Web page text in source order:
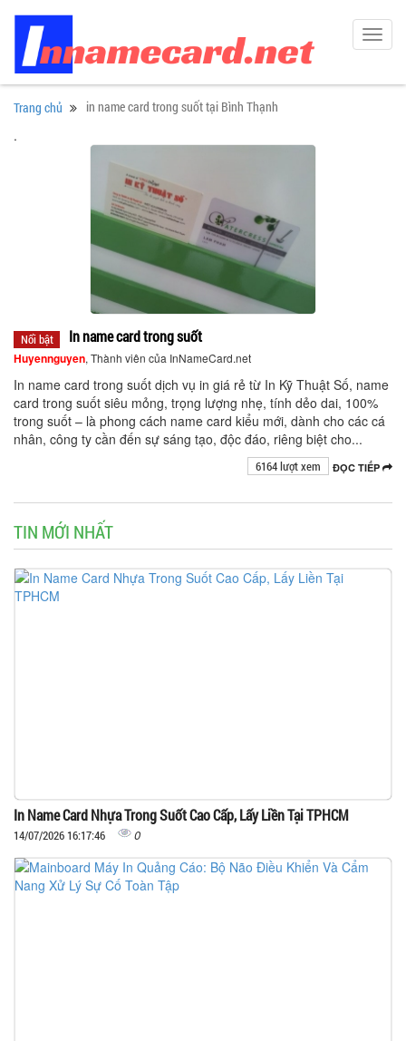
Trang chủ in name card trong suốt tại Bình Thạnh
.
Nổi bật In name card trong suốt
Huyennguyen, Thành viên của InNameCard.net
In name card trong suốt dịch vụ in giá rẻ từ In Kỹ Thuật Số, name
card trong suốt siêu mỏng, trọng lượng nhẹ, tính dẻo dai, 100%
trong suốt – là phong cách name card kiểu mới, dành cho các cá
nhân, công ty cần đến sự sáng tạo, độc đáo, riêng biệt cho...
ĐỌC TIẾP
6164 lượt xem
TIN MỚI NHẤT
In Name Card Nhựa Trong Suốt Cao Cấp, Lấy Liền Tại TPHCM
14/07/2026 16:17:46 0